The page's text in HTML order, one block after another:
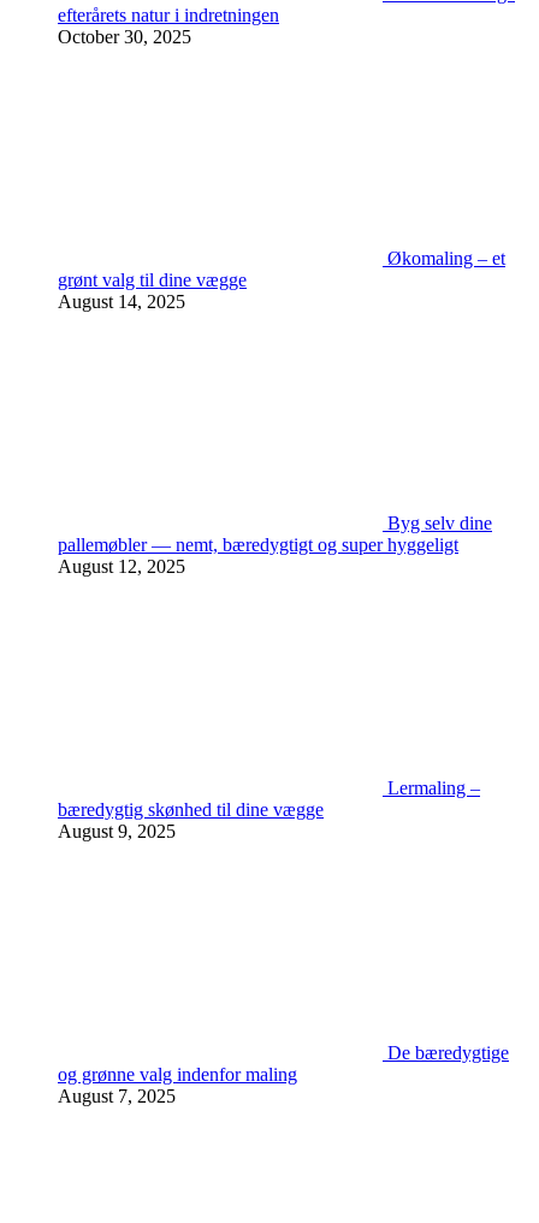
efterårets natur i indretningen
October 30, 2025
Økomaling – et
grønt valg til dine vægge
August 14, 2025
Byg selv dine
pallemøbler — nemt, bæredygtigt og super hyggeligt
August 12, 2025
Lermaling –
bæredygtig skønhed til dine vægge
August 9, 2025
De bæredygtige
og grønne valg indenfor maling
August 7, 2025